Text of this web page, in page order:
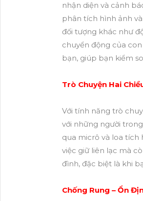
nhận diện và cảnh
phân tích hình ảnh
đối tượng khác như
chuyển động của
bạn, giúp bạn kiểm
Trò Chuyện Hai
Với tính năng trò
với những người
qua micrô và loa tích
việc giữ liên lạc mà
đình, đặc biệt là khi
Chống Rung – Ổn